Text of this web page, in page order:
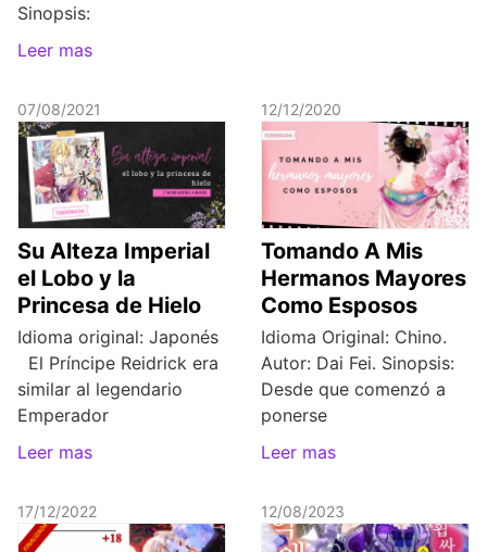
Sinopsis:
Leer mas
07/08/2021
Su Alteza Imperial
el Lobo y la
Princesa de Hielo
Idioma original: Japonés
El Príncipe Reidrick era
similar al legendario
Emperador
Leer mas
12/12/2020
Tomando A Mis
Hermanos Mayores
Como Esposos
Idioma Original: Chino.
Autor: Dai Fei. Sinopsis:
Desde que comenzó a
ponerse
Leer mas
17/12/2022 12/08/2023